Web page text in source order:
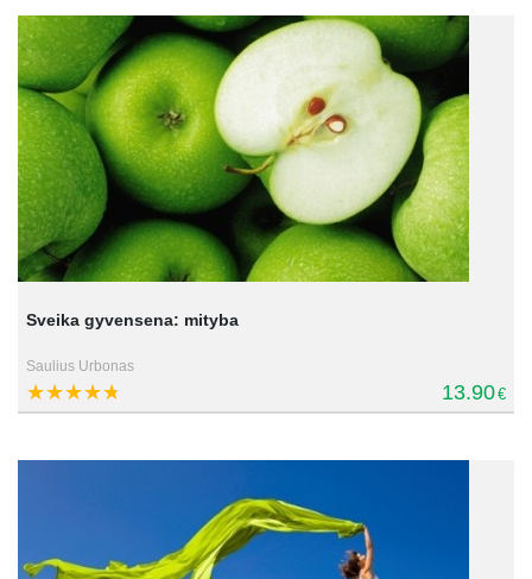
Sveika gyvensena: mityba
Saulius Urbonas
13.90€